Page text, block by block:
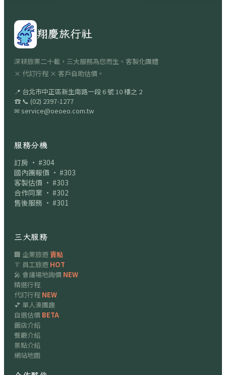
翔慶旅行社
深耕旅業二十載，三大服務為您而生。客製化團體
× 代訂行程 × 客戶自助估價。
📍 台北市中正區新生南路一段 6 號 10 樓之 2
☎ 📞 (02) 2397-1277
✉ service@oeoeo.com.tw
服務分機
訂房 · #304
國內團報價 · #303
客製估價 · #303
合作同業 · #302
售後服務 · #301
三大服務
🏢 企業旅遊賣點
👔 員工旅遊 HOT
🎤 會議場地詢價 NEW
精選行程
代訂行程 NEW
💕 單人湊團趣
自選估價 BETA
飯店介紹
餐廳介紹
景點介紹
網站地圖